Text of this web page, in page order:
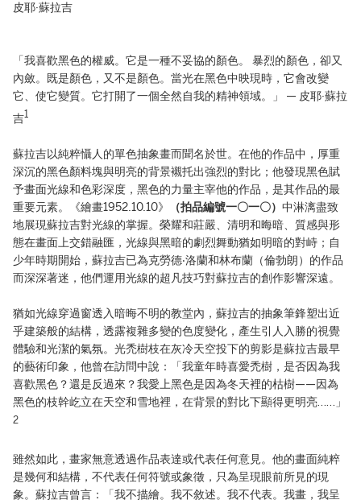
皮耶·蘇拉吉
「我喜歡黑色的權威。它是一種不妥協的顏色。 暴烈的顏色，卻又
內斂。既是顏色，又不是顏色。當光在黑色中映現時，它會改變
它、使它變質。它打開了一個全然自我的精神領域。」 — 皮耶·蘇拉
吉1
蘇拉吉以純粹懾人的單色抽象畫而聞名於世。在他的作品中，厚重
深沉的黑色顏料塊與明亮的背景襯托出強烈的對比；他發現黑色賦
予畫面光線和色彩深度，黑色的力量主宰他的作品，是其作品的最
重要元素。《繪畫1952.10.10》
（拍品編號一〇一〇） 中淋漓盡致
地展現蘇拉吉對光線的掌握。榮耀和莊嚴、清明和晦暗、質感與形
態在畫面上交錯融匯，光線與黑暗的劇烈舞動猶如明暗的對峙；自
少年時期開始，蘇拉吉已為克勞德‧洛蘭和林布蘭（倫勃朗）的作品
而深深著迷，他們運用光線的超凡技巧對蘇拉吉的創作影響深遠。
猶如光線穿過窗透入暗晦不明的教堂內，蘇拉吉的抽象筆鋒塑出近
乎建築般的結構，透露複雜多變的色度變化，產生引人入勝的視覺
體驗和光潔的氣氛。光禿樹枝在灰冷天空投下的剪影是蘇拉吉最早
的藝術印象，他曾在訪問中說：「我童年時喜愛禿樹，是否因為我
喜歡黑色？還是反過來？我愛上黑色是因為冬天裡的枯樹——因為
黑色的枝幹屹立在天空和雪地裡，在背景的對比下顯得更明亮……」
2
雖然如此，畫家無意透過作品表達或代表任何意見。他的畫面純粹
是幾何和結構，不代表任何符號或象徵，只為呈現眼前所見的現
象。蘇拉吉曾言：「我不描繪。我不敘述。我不代表。我畫，我呈